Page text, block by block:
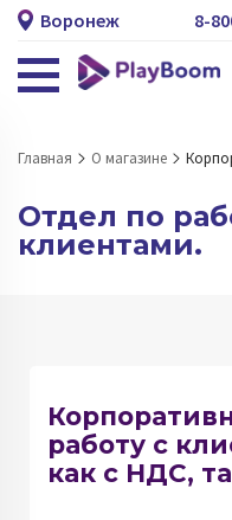
Воронеж 8-
Главная О магазине
Отдел по
клиентами.
работу с
как с НДС,